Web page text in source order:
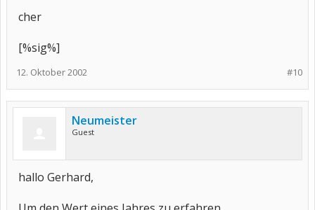
cher
[%sig%]
#10
12. Oktober 2002
Neumeister
Guest
hallo Gerhard,